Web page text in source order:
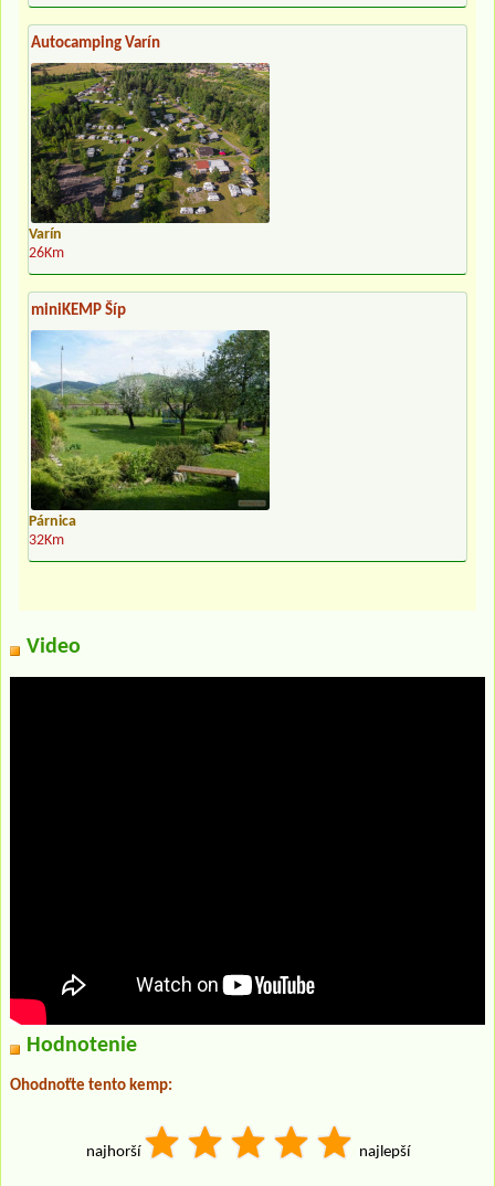
Autocamping Varín
Varín
26Km
miniKEMP Šíp
Párnica
32Km
Video
Hodnotenie
Ohodnoťte tento kemp:
najhorší najlepší